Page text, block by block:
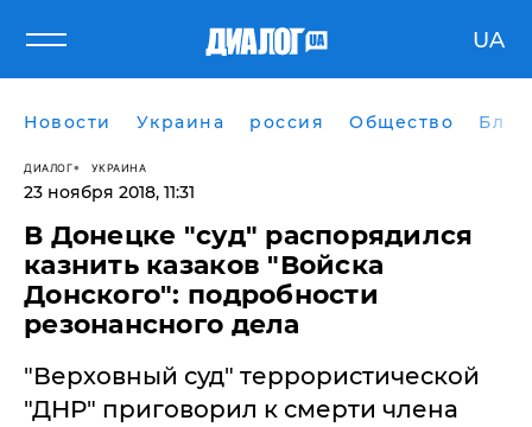
UA
Новости Украина россия Общество
ДИАЛОГ УКРАИНА
23 ноября 2018, 11:31
​В Донецке "суд" распорядился
казнить казаков "Войска
Донского": подробности
резонансного дела
"Верховный суд" террористической
"ДНР" приговорил к смерти члена